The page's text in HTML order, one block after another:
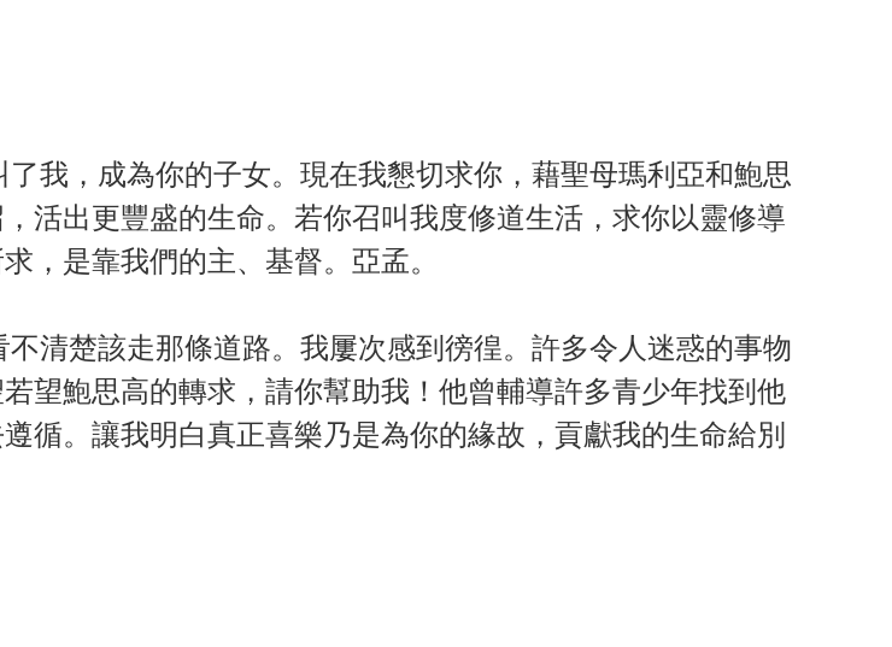
我，成為你的子女。現在我懇切求你，藉聖母瑪利亞和鮑思
活出更豐盛的生命。若你召叫我度修道生活，求你以靈修導
，是靠我們的主、基督。亞孟。
清楚該走那條道路。我屢次感到徬徨。許多令人迷惑的事物
望鮑思高的轉求，請你幫助我！他曾輔導許多青少年找到他
循。讓我明白真正喜樂乃是為你的緣故，貢獻我的生命給別